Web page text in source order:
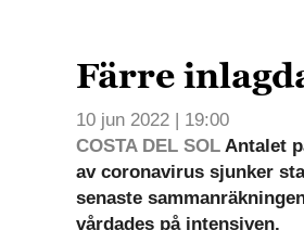
Färre
10 jun 2022 | 19:00
COSTA DEL SOL Antalet
av coronavirus sjunker
senaste
vårdades på intensiven.